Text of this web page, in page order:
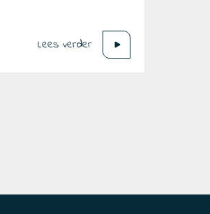
Lees verder